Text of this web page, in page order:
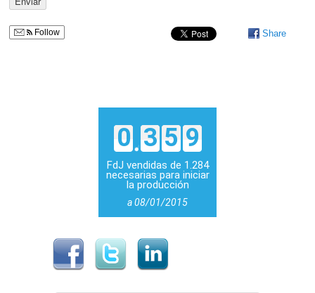
Follow Share
0 359
FdJ vendidas de 1.284
necesarias para iniciar
la producción
a 08/01/2015